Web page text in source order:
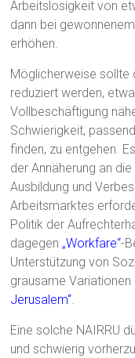
Arbeitslosigkeit von
dann bei
erhöhen.
Möglicherweise sollte
reduziert werden,
Vollbeschäftigung
Schwierigkeit,
finden, zu entgehen.
der Annäherung an
Ausbildung und
Arbeitsmarktes
Politik der
dagegen „Workfare“-
Unterstützung von
grausame
Jerusalem“.
Eine solche NAIRRU
und schwierig